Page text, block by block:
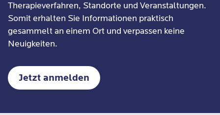
Therapieverfahren, Standorte und Veranstaltungen.
Somit erhalten Sie Informationen praktisch
gesammelt an einem Ort und verpassen keine
Neuigkeiten.
Jetzt anmelden